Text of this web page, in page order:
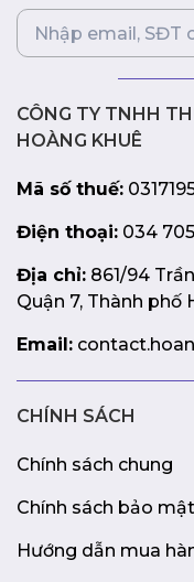
CÔNG TY TNHH
HOÀNG KHUÊ
Mã số thuế:
Điện thoại: 034 705
Địa chỉ: 861/94
Quận 7, Thành phố
Email:
CHÍNH SÁCH
Chính sách chung
Chính sách bảo mật
Hướng dẫn mua